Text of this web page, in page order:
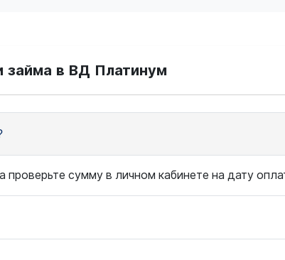
займа в ВД Платинум
проверьте сумму в личном кабинете на дату